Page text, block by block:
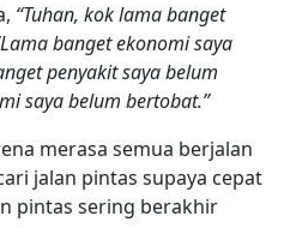
“Tuhan, kok lama banget
banget ekonomi saya
penyakit saya belum
saya belum bertobat.”
merasa semua berjalan
jalan pintas supaya cepat
pintas sering berakhir